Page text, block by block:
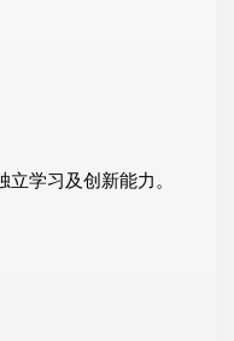
学习及创新能力。